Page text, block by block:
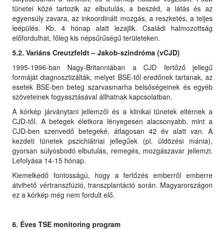
tünetei közé tartozik az elbutulás, a beszéd, a látás és az
egyensúly zavara, az inkoordinált mozgás, a reszketés, a teljes
leépülés. Kb. 4 hónap alatt lezajlik. Családi halmozottság
előfordulhat, főleg kis népsűrűségű területeken.
5.2. Variáns Creutzfeldt – Jakob-szindróma (vCJD)
1995-1996-ban Nagy-Britanniában a CJD fertőző jellegű
formáját diagnosztizálták, melyet BSE-től eredőnek tartanak, az
esetek BSE-ben beteg szarvasmarha belsőségeinek és egyéb
szöveteinek fogyasztásával állhatnak kapcsolatban.
A kórkép járványtani jellemzői és a klinikai tünetek eltérnek a
CJD-től. A betegek életkora lényegesen alacsonyabb, mint a
CJD-ben szenvedő betegeké, átlagosan 42 év alatt van. A
kezdeti tünetek pszichiátriai jellegűek (pl. üldözési mánia),
gyorsan súlyosbodó elbutulás, remegés, mozgászavar jellemzi.
Lefolyása 14-15 hónap.
Kiemelkedő fontosságú, hogy a fertőzés emberről emberre
átvihető vértranszfúzió, transzplantáció során. Magyarországon
ez a kórkép még nem fordult elő.
6. Éves TSE monitoring program